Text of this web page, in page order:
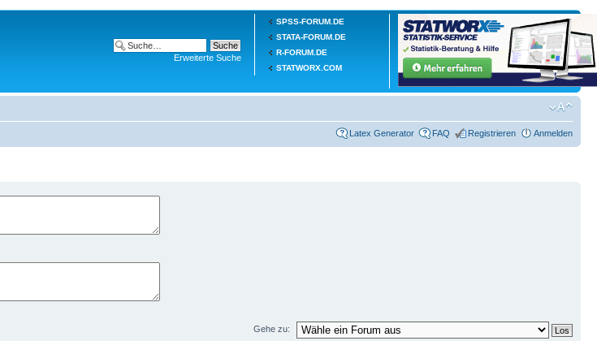
SPSS-FORUM.DE
STATA-FORUM.DE
R-FORUM.DE
STATWORX.COM
Erweiterte Suche
Latex Generator FAQ Registrieren Anmelden
Gehe zu: